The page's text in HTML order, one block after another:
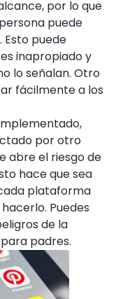
por lo que
puede
Esto puede
inapropiado y
lo señalan. Otro
fácilmente a los
por otro
abre el riesgo de
hace que sea
plataforma
Puedes
de la
padres.